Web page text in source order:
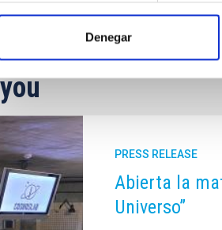
Denegar
de Japón en España, Takahiro
PRESS RELEASE
Abierta la
Universo”